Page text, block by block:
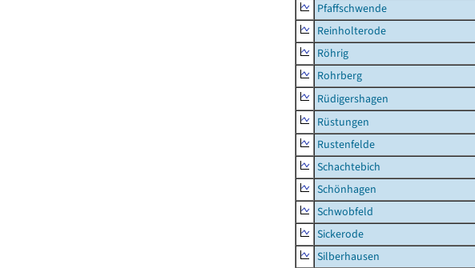
Pfaffschwende
Reinholterode
Röhrig
Rohrberg
Rüdigershagen
Rüstungen
Rustenfelde
Schachtebich
Schönhagen
Schwobfeld
Sickerode
Silberhausen